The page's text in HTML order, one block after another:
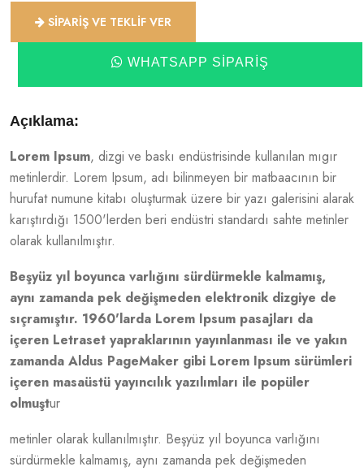
SIPARIŞ VE TEKLIF VER
WHATSAPP SIPARIŞ
Açıklama:
Lorem Ipsum, dizgi ve baskı endüstrisinde kullanılan mıgır
metinlerdir. Lorem Ipsum, adı bilinmeyen bir matbaacının bir
hurufat numune kitabı oluşturmak üzere bir yazı galerisini alarak
karıştırdığı 1500'lerden beri endüstri standardı sahte metinler
olarak kullanılmıştır.
Beşyüz yıl boyunca varlığını sürdürmekle kalmamış,
aynı zamanda pek değişmeden elektronik dizgiye de
sıçramıştır. 1960'larda Lorem Ipsum pasajları da
içeren Letraset yapraklarının yayınlanması ile ve yakın
zamanda Aldus PageMaker gibi Lorem Ipsum sürümleri
içeren masaüstü yayıncılık yazılımları ile popüler
olmuştur
metinler olarak kullanılmıştır. Beşyüz yıl boyunca varlığını
sürdürmekle kalmamış, aynı zamanda pek değişmeden